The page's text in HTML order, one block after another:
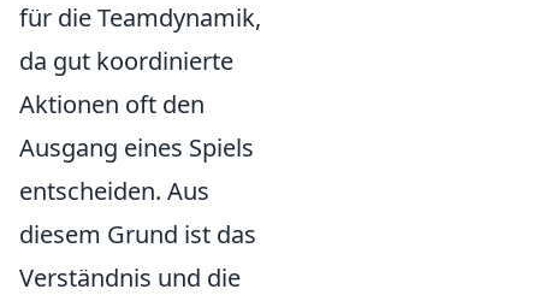
für die Teamdynamik,
da gut koordinierte
Aktionen oft den
Ausgang eines Spiels
entscheiden. Aus
diesem Grund ist das
Verständnis und die